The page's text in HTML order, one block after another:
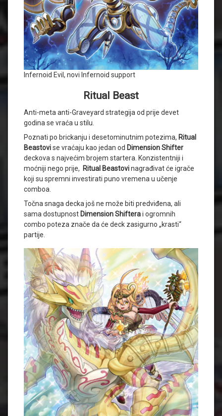
Infernoid Evil, novi Infernoid support
Ritual Beast
Anti-meta anti-Graveyard strategija od prije devet
godina se vraća u stilu.
Poznati po brickanju i desetominutnim potezima, Ritual
Beastovise vraćaju kao jedan od Dimension Shifter
deckova s najvećim brojem startera. Konzistentniji i
moćniji nego prije, Ritual Beastovinagrađivat će igrače
koji su spremni investirati puno vremena u učenje
comboa.
Točna snaga decka još ne može biti predviđena, ali
sama dostupnost Dimension Shifterai ogromnih
combo poteza znače da će deck zasigurno „krasti“
partije.